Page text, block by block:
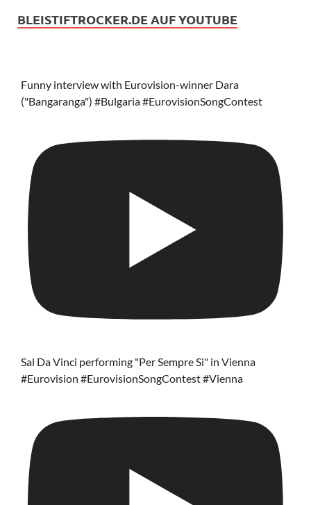
BLEISTIFTROCKER.DE AUF YOUTUBE
Funny interview with Eurovision-winner Dara
("Bangaranga") #Bulgaria #EurovisionSongContest
Sal Da Vinci performing "Per Sempre Si" in Vienna
#Eurovision #EurovisionSongContest #Vienna